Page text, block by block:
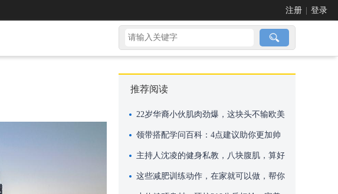
注册 登录
推荐阅读
22岁华裔小伙肌肉劲爆，这块头不输欧美
巨无霸
领带搭配学问百科：4点建议助你更加帅
气
主持人沈凌的健身私教，八块腹肌，算好
吗？
这些减肥训练动作，在家就可以做，帮你